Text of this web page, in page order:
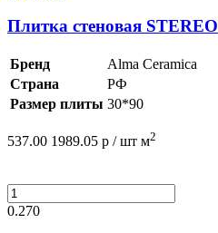
Плитка стеновая STEREO
Бренд
Alma Ceramica
Страна
РФ
Размер плиты 30*90
537.00 1989.05 р / шт м2
0.270